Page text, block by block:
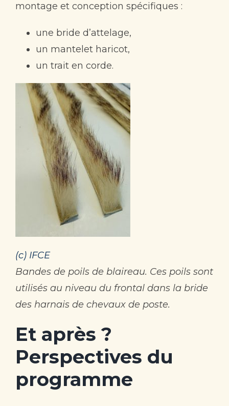
montage et conception spécifiques :
une bride d’attelage,
un mantelet haricot,
un trait en corde.
(c) IFCE
Bandes de poils de blaireau. Ces poils sont
utilisés au niveau du frontal dans la bride
des harnais de chevaux de poste.
Et après ?
Perspectives du
programme